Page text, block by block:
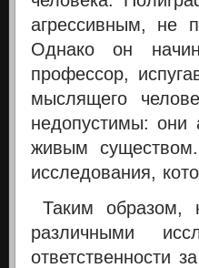
агрессивным, не
Однако он
профессор,
мыслящего
недопустимы:
живым
исследования,
Таким образом,
различными
ответственности